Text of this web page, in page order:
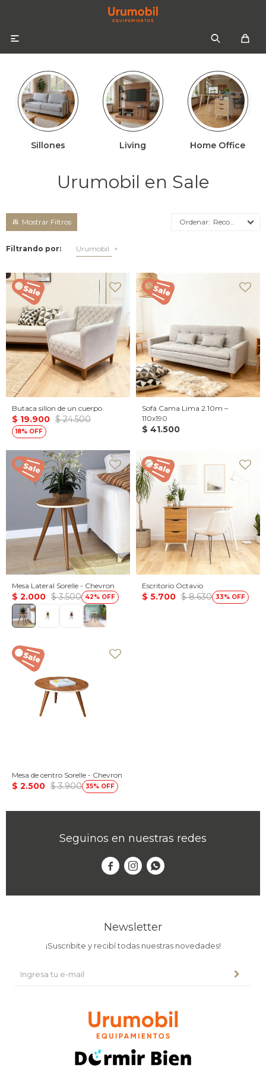

Sillones Living Home Office
Urumobil en Sale
Recomendados
Filtrando por: Urumobil
Butaca sillon de un cuerpo
$ 19.900 $ 24.500
18
Sofá Cama Lima 2.10m –
110x190
$ 41.500
Mesa Lateral Sorelle - Chevron
$ 2.000 $ 3.500 42
Escritorio Octavio
$ 5.700 $ 8.630 33
Mesa de centro Sorelle - Chevron
$ 2.500 $ 3.900 35
Seguinos en nuestras redes
  
Newsletter
¡Suscribite y recibí todas nuestras novedades!
Colchones
Ropa de cama